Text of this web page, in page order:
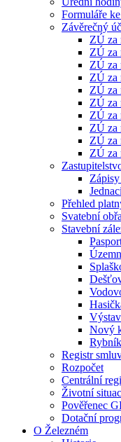
Formuláře
Závěrečný
ZÚ za
ZÚ za
ZÚ za
ZÚ za
ZÚ za
ZÚ za
ZÚ za
ZÚ za
ZÚ za
ZÚ za
Zápisy
Přehled
Svatební
Stavební
Nový
Rybník
Registr
Rozpočet
Centrální
Životní
Pověřenec
Dotační
O Železném